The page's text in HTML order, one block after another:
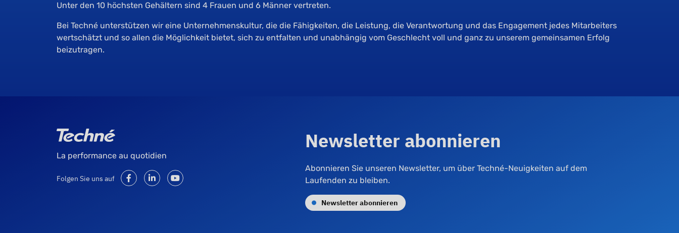
Unter den 10 höchsten Gehältern sind 4 Frauen und 6 Männer vertreten.
Bei Techné unterstützen wir eine Unternehmenskultur, die die Fähigkeiten, die Leistung, die Verantwortung und das Engagement jedes Mitarbeiters
wertschätzt und so allen die Möglichkeit bietet, sich zu entfalten und unabhängig vom Geschlecht voll und ganz zu unserem gemeinsamen Erfolg
beizutragen.
La performance au quotidien
Folgen Sie uns auf
Newsletter abonnieren
Abonnieren Sie unseren Newsletter, um über Techné-Neuigkeiten auf dem
Laufenden zu bleiben.
Newsletter abonnieren